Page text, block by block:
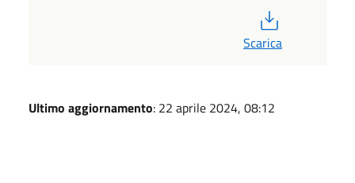
Scarica
Ultimo aggiornamento: 22 aprile 2024, 08:12